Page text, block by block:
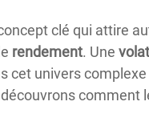
clé qui attire
rendement. Une
cet univers
comment